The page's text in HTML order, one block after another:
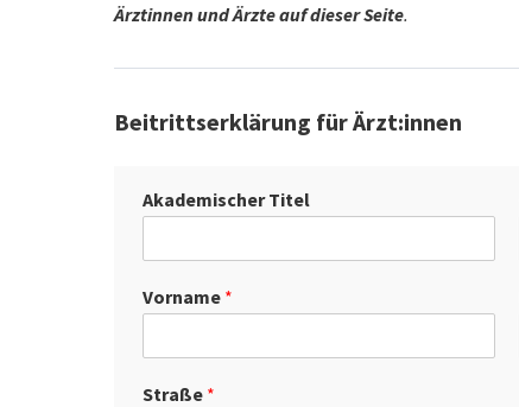
Ärztinnen und Ärzte auf dieser Seite.
Beitrittserklärung für Ärzt:innen
Akademischer Titel
Vorname *
Straße *